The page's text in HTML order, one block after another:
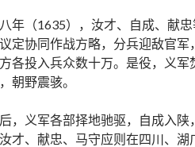
年（1635），汝才、自成、献
定协同作战方略，分兵迎敌官军
各投入兵众数十万。是役，义军
朝野震骇。
，义军各部择地驰驱，自成入陕
才、献忠、马守应则在四川、湖